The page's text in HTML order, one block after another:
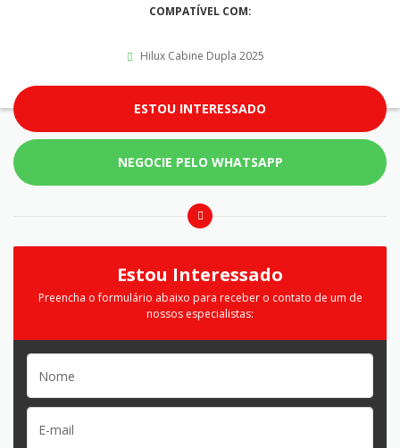
COMPATÍVEL COM:
Hilux Cabine Dupla 2025
ESTOU INTERESSADO
NEGOCIE PELO WHATSAPP
Estou Interessado
Preencha o formulário abaixo para receber o contato de um de
nossos especialistas: